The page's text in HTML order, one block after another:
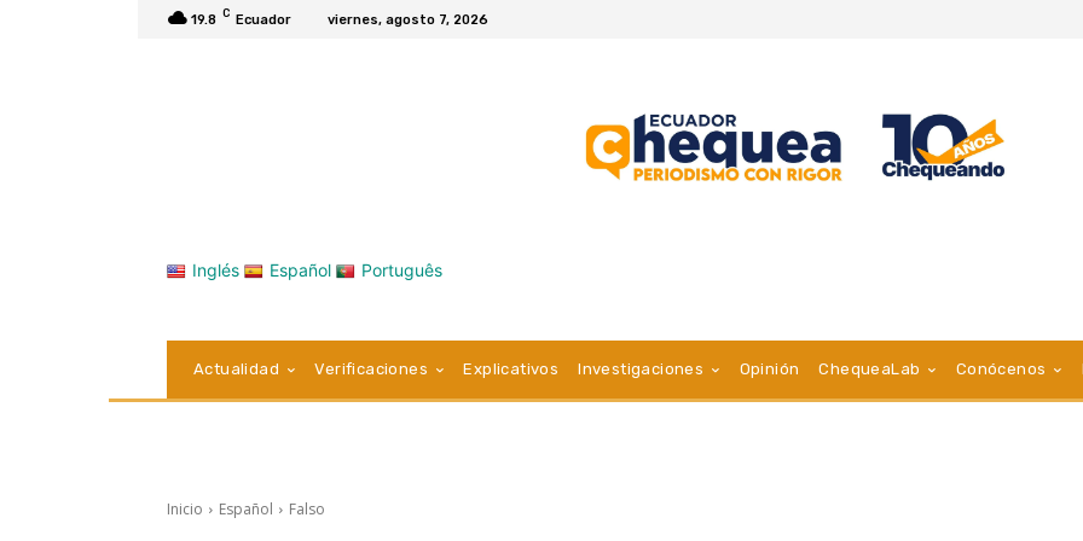
19.8 C Ecuador viernes, agosto 7, 2026
Inglés Español Português
Actualidad Verificaciones Explicativos Investigaciones Opinión ChequeaLab Conócenos
Inicio Español Falso